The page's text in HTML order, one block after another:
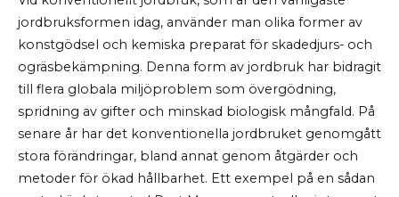
jordbruksformen idag, använder man olika former av
konstgödsel och kemiska preparat för skadedjurs- och
ogräsbekämpning. Denna form av jordbruk har bidragit
till flera globala miljöproblem som övergödning,
spridning av gifter och minskad biologisk mångfald. På
senare år har det konventionella jordbruket genomgått
stora förändringar, bland annat genom åtgärder och
metoder för ökad hållbarhet. Ett exempel på en sådan